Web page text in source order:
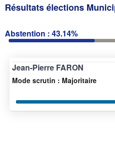
Résultats élections
Abstention : 43.14%
Jean-Pierre FARON
Mode scrutin : Majoritaire